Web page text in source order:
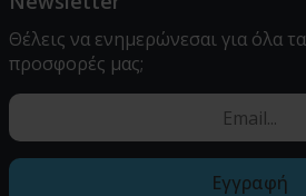
Θέλεις να ενημερώνεσαι για όλα τα
προσφορές μας;
Εγγραφή